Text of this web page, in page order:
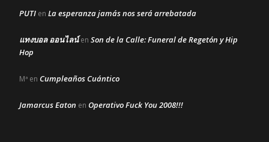
PUTI en La esperanza jamás nos será arrebatada
แทงบอล ออนไลน์en Son de la Calle: Funeral de Regetón y Hip
Hop
Mª en Cumpleaños Cuántico
Jamarcus Eaton en Operativo Fuck You 2008!!!